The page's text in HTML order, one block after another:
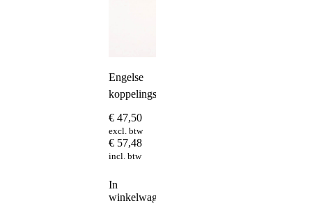
Engelse
koppelingset
€ 47,50
excl. btw
€ 57,48
incl. btw
In
winkelwagen